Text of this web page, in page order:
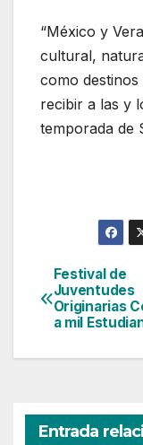
“México y
cultural,
como
recibir a las y
temporada de
de
Festival de
Juventudes
Originarias
a mil
Entrada